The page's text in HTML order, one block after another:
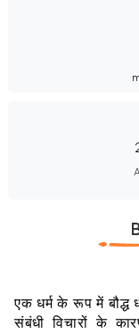
एक धर्म के रूप में बौद्ध
संबंधी विचारों के